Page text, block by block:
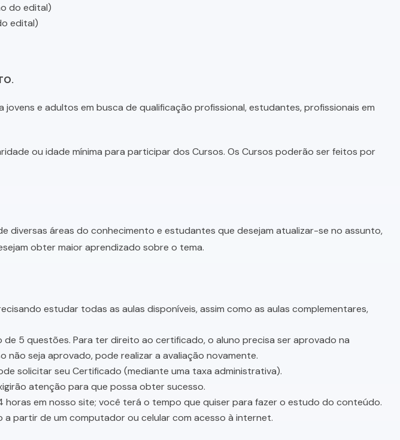
do edital)
edital)
jovens e adultos em busca de qualificação profissional, estudantes, profissionais em
ou idade mínima para participar dos Cursos. Os Cursos poderão ser feitos por
diversas áreas do conhecimento e estudantes que desejam atualizar-se no assunto,
obter maior aprendizado sobre o tema.
estudar todas as aulas disponíveis, assim como as aulas complementares,
de 5 questões. Para ter direito ao certificado, o aluno precisa ser aprovado na
não seja aprovado, pode realizar a avaliação novamente.
solicitar seu Certificado (mediante uma taxa administrativa).
atenção para que possa obter sucesso.
horas em nosso site; você terá o tempo que quiser para fazer o estudo do conteúdo.
partir de um computador ou celular com acesso à internet.